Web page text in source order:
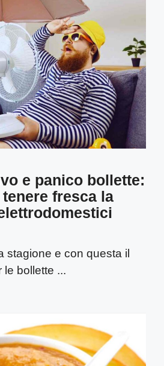
e panico bollette:
fresca la
stagione e con questa il
le bollette ...